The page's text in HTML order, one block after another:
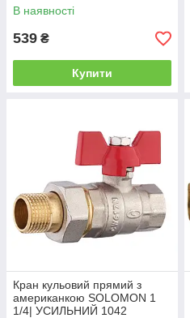
В наявності
539 ₴
Купити
Кран кульовий прямий з
американкою SOLOMON 1
1/4| УСИЛЬНИЙ 1042